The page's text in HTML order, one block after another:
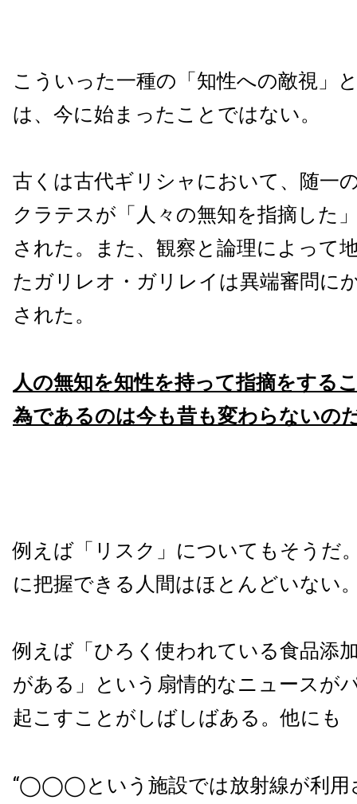
こういった一種の「知性への敵視」
は、今に始まったことではない。
古くは古代ギリシャにおいて、随一
クラテスが「人々の無知を指摘した
された。また、観察と論理によって
たガリレオ・ガリレイは異端審問に
された。
人の無知を知性を持って指摘をする
為であるのは今も昔も変わらないの
例えば「リスク」についてもそうだ
に把握できる人間はほとんどいない
例えば「ひろく使われている食品添
がある」という扇情的なニュースが
起こすことがしばしばある。他にも
“◯◯◯という施設では放射線が利用